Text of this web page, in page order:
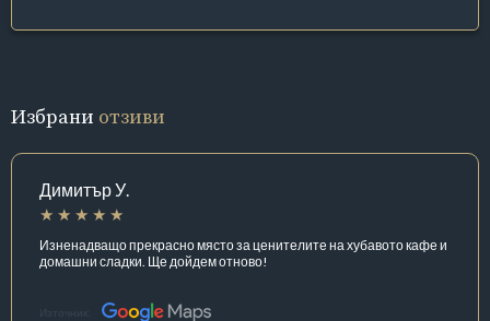
Избрани отзиви
Димитър У.
Изненадващо прекрасно място за ценителите на хубавото кафе и
домашни сладки. Ще дойдем отново!
Източник: